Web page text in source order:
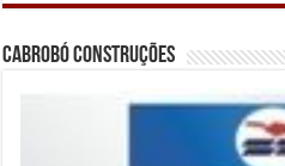
Cabrobó Construções